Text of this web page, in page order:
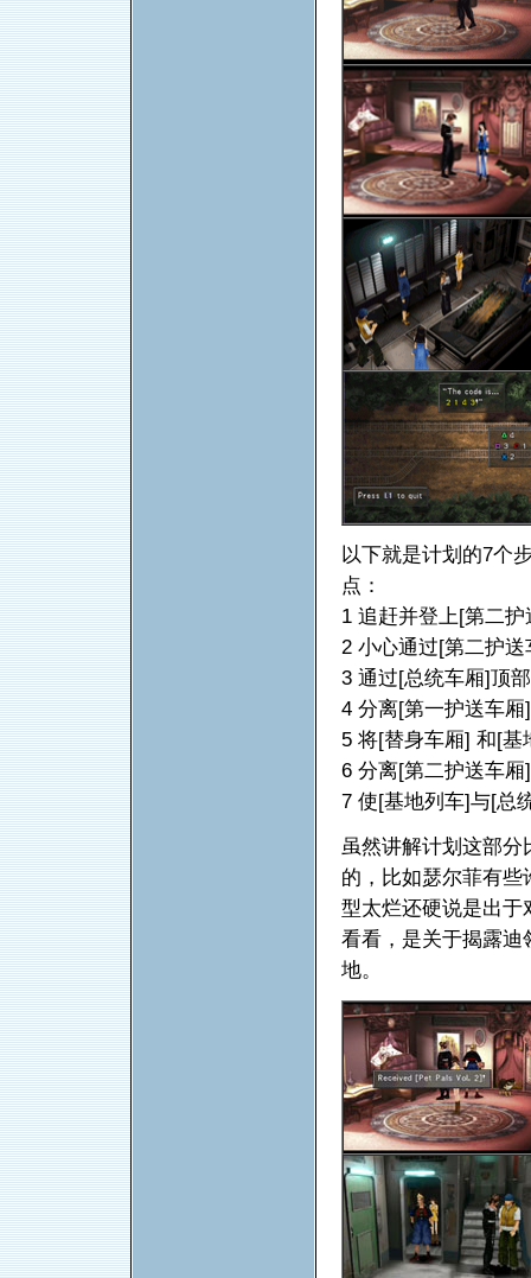
以下就是计划的7个
点：
1 追赶并登上[第二护
2 小心通过[第二护送
3 通过[总统车厢]顶部
4 分离[第一护送车厢]
5 将[替身车厢] 和[基
6 分离[第二护送车厢]
7 使[基地列车]与[总
虽然讲解计划这部分
的，比如瑟尔菲有
型太烂还硬说是出于
看看，是关于揭露迪
地。